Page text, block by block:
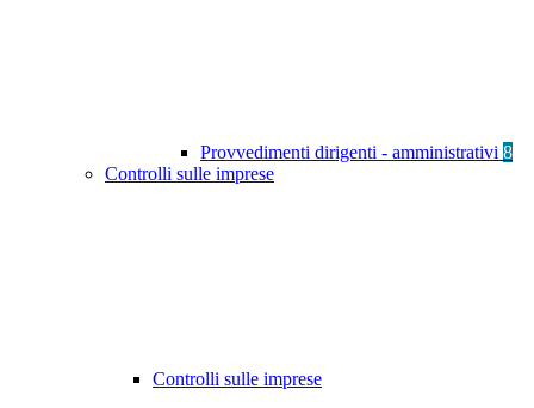
Provvedimenti dirigenti - amministrativi 8
Controlli sulle imprese
Controlli sulle imprese